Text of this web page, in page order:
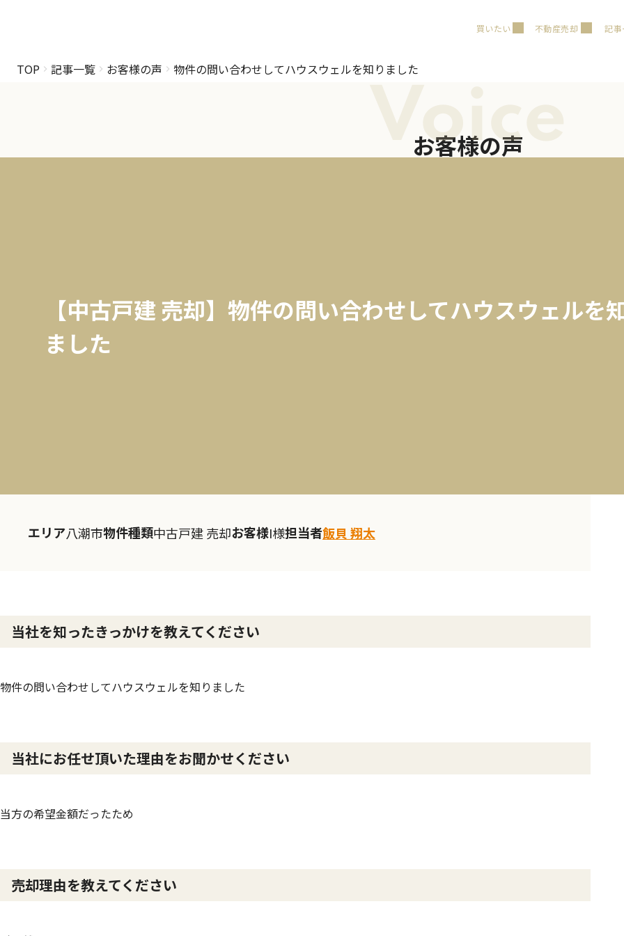
買いたい 不動産売却 記
TOP 記事一覧 お客様の声 物件の問い合わせしてハウスウェルを知りました
Voice
お客様の声
【中古戸建 売却】物件の問い合わせしてハウスウェルを
ました
エリア八潮市物件種類中古戸建 売却お客様I様担当者飯貝 翔太
当社を知ったきっかけを教えてください
物件の問い合わせしてハウスウェルを知りました
当社にお任せ頂いた理由をお聞かせください
当方の希望金額だったため
売却理由を教えてください